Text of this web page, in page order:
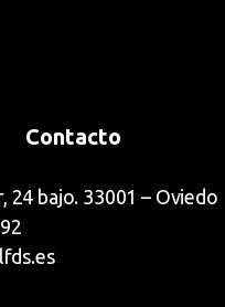
Contacto
24 bajo. 33001 – Oviedo